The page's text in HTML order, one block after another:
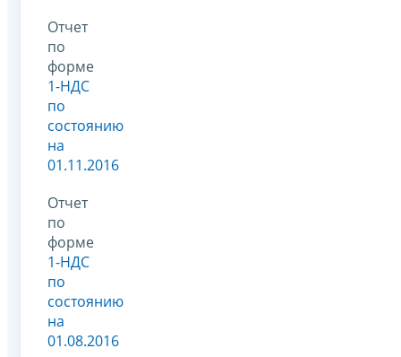
Отчет
по
форме
1-НДС
по
состоянию
на
01.11.2016
Отчет
по
форме
1-НДС
по
состоянию
на
01.08.2016